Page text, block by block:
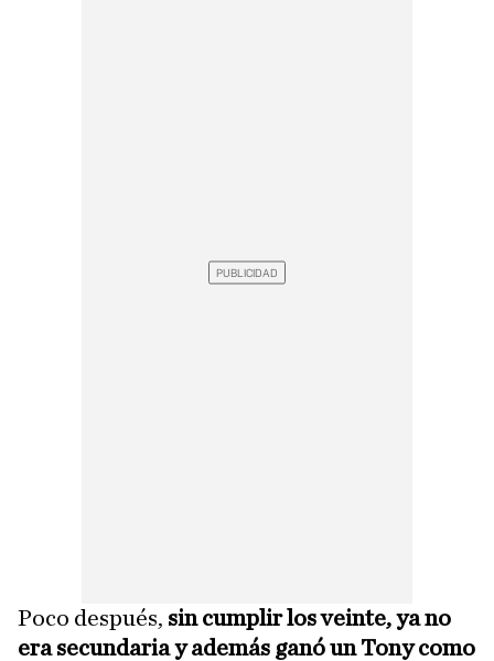
Poco después, sin cumplir los veinte, ya no
era secundaria y además ganó un Tony como